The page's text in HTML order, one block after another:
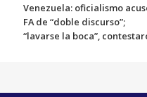
Venezuela: oficialismo
FA de “doble discurso”;
“lavarse la boca”,